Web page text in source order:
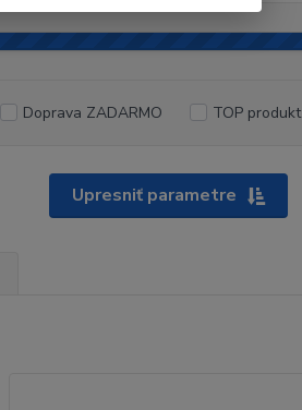
Upresniť parametre
Doprava ZADARMO TOP produkt